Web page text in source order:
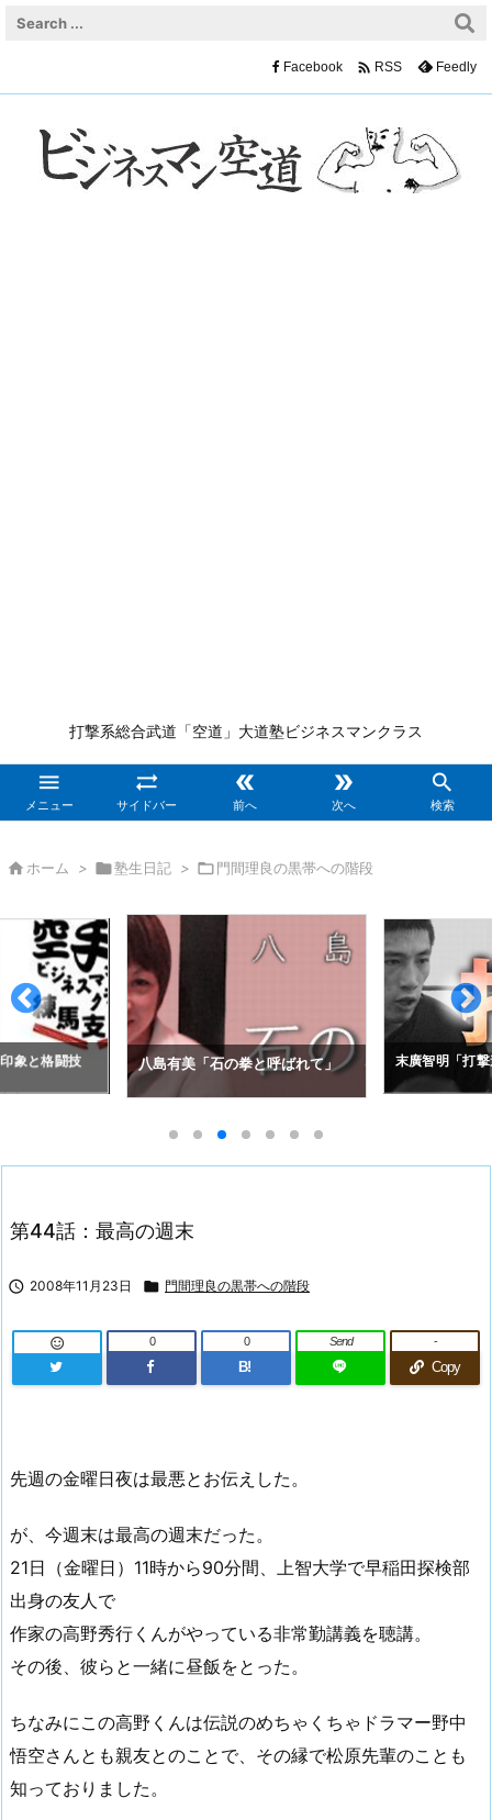
打撃系総合武道「空道」大道塾ビジネスマンクラス

メニュー

サイドバー

前へ

次へ

検索
Facebook  RSS Feedly
 ホーム > 塾生日記 > 門間理良の黒帯への階段
呼ばれて」 末廣智明「打撃道」
アレクセイ・
の空道入門」
第44話：最高の週末
 2008年11月23日  門間理良の黒帯への階段
 0
B!
0 Send
Copy
-
先週の金曜日夜は最悪とお伝えした。
が、今週末は最高の週末だった。
21日（金曜日）11時から90分間、上智大学で早稲田探検部
出身の友人で
作家の高野秀行くんがやっている非常勤講義を聴講。
その後、彼らと一緒に昼飯をとった。
ちなみにこの高野くんは伝説のめちゃくちゃドラマー野中
悟空さんとも親友とのことで、その縁で松原先輩のことも
知っておりました。